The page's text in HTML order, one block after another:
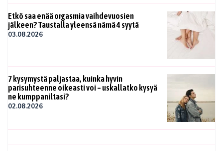
Etkö saa enää orgasmia vaihdevuosien
jälkeen? Taustalla yleensä nämä 4 syytä
03.08.2026
7 kysymystä paljastaa, kuinka hyvin
parisuhteenne oikeasti voi – uskallatko kysyä
ne kumppaniltasi?
02.08.2026